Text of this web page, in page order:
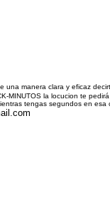
una manera clara y eficaz
MINUTOS la locucion te
tengas segundos en